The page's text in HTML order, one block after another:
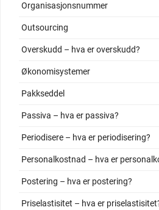
Organisasjonsnummer
Outsourcing
Overskudd – hva er overskudd?
Økonomisystemer
Pakkseddel
Passiva – hva er passiva?
Periodisere – hva er periodisering?
Personalkostnad – hva er
Postering – hva er postering?
Priselastisitet – hva er